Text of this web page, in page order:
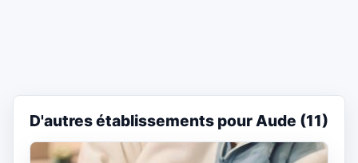
D'autres établissements pour Aude (11)